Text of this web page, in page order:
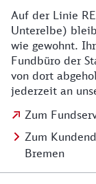
Auf der Linie
Unterelbe)
wie gewohnt.
Fundbüro der
von dort
jederzeit an
Zum
Zum
Bremen